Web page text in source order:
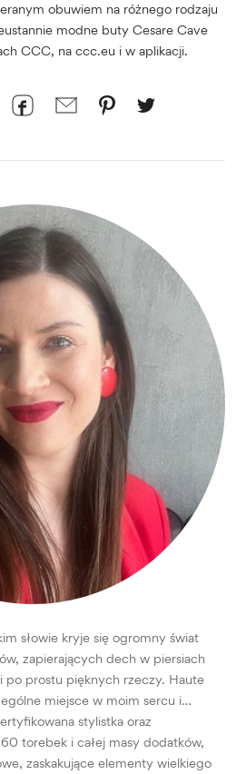
obuwiem na różnego rodzaju
modne buty Cesare Cave
CCC, na ccc.eu i w aplikacji.
słowie kryje się ogromny świat
zapierających dech w piersiach
po prostu pięknych rzeczy. Haute
miejsce w moim sercu i…
stylistka oraz
torebek i całej masy dodatków,
zaskakujące elementy wielkiego